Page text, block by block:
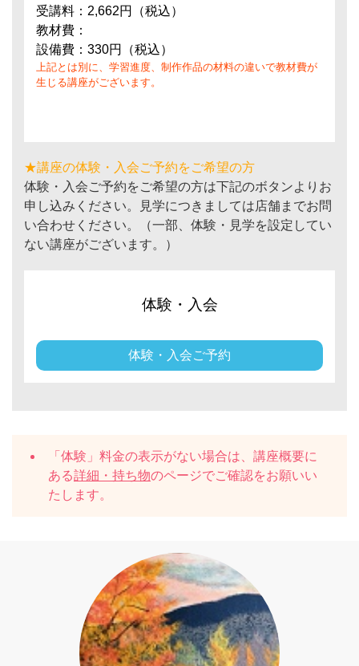
受講料：2,662円（税込）
教材費：
設備費：330円（税込）
上記とは別に、学習進度、制作作品の材料の違いで教材費が
生じる講座がございます。
★講座の体験・入会ご予約をご希望の方
体験・入会ご予約をご希望の方は下記のボタンよりお
申し込みください。見学につきましては店舗までお問
い合わせください。（一部、体験・見学を設定してい
ない講座がございます。）
体験・入会
体験・入会ご予約
「体験」料金の表示がない場合は、講座概要に
ある詳細・持ち物のページでご確認をお願いい
たします。